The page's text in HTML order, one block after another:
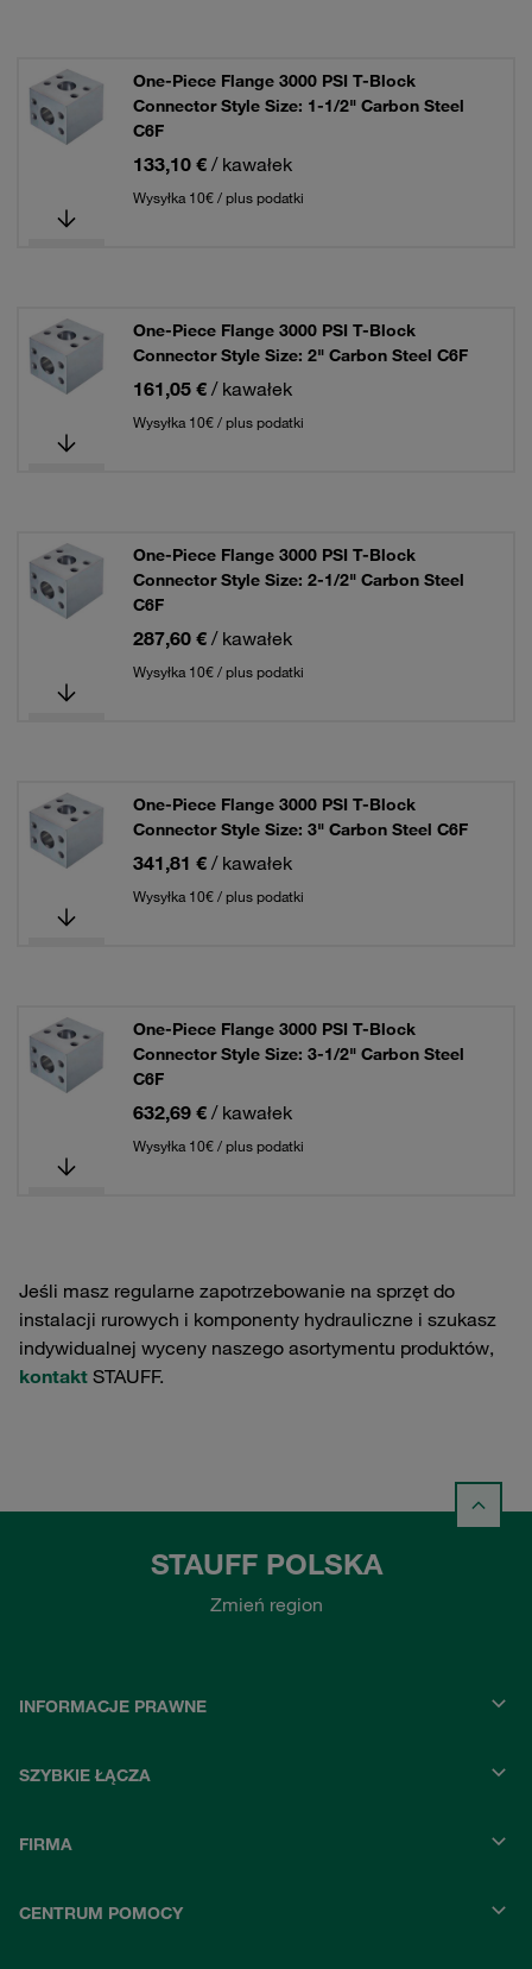
One-Piece Flange 3000 PSI T-Block
Connector Style Size: 1-1/2" Carbon Steel
C6F
133,10 € / kawałek
Wysyłka 10€ / plus podatki
One-Piece Flange 3000 PSI T-Block
Connector Style Size: 2" Carbon Steel C6F
161,05 € / kawałek
Wysyłka 10€ / plus podatki
One-Piece Flange 3000 PSI T-Block
Connector Style Size: 2-1/2" Carbon Steel
C6F
287,60 € / kawałek
Wysyłka 10€ / plus podatki
One-Piece Flange 3000 PSI T-Block
Connector Style Size: 3" Carbon Steel C6F
341,81 € / kawałek
Wysyłka 10€ / plus podatki
One-Piece Flange 3000 PSI T-Block
Connector Style Size: 3-1/2" Carbon Steel
C6F
632,69 € / kawałek
Wysyłka 10€ / plus podatki
Jeśli masz regularne zapotrzebowanie na sprzęt do
instalacji rurowych i komponenty hydrauliczne i szukasz
indywidualnej wyceny naszego asortymentu produktów,
kontakt STAUFF.
STAUFF POLSKA
Zmień region
INFORMACJE PRAWNE
SZYBKIE ŁĄCZA
FIRMA
CENTRUM POMOCY